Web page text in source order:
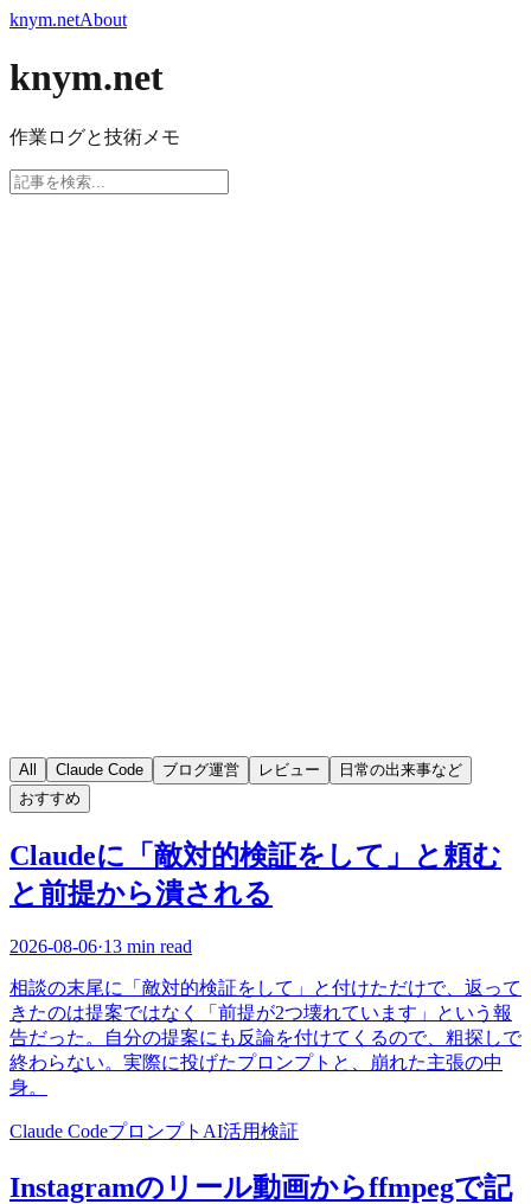
knym.netAbout
knym.net
作業ログと技術メモ
All Claude Code ブログ運営 レビュー
日常の出来事など
おすすめ
Claudeに「敵対的検証をして」と頼む
と前提から潰される
2026-08-06·13 min read
相談の末尾に「敵対的検証をして」と付けただけで、返って
きたのは提案ではなく「前提が2つ壊れています」という報
告だった。自分の提案にも反論を付けてくるので、粗探しで
終わらない。実際に投げたプロンプトと、崩れた主張の中
身。
Claude Codeプロンプト AI活用検証
Instagramのリール動画からffmpegで記